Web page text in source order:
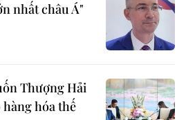
nhất châu Á"
Thượng Hải
hóa thế